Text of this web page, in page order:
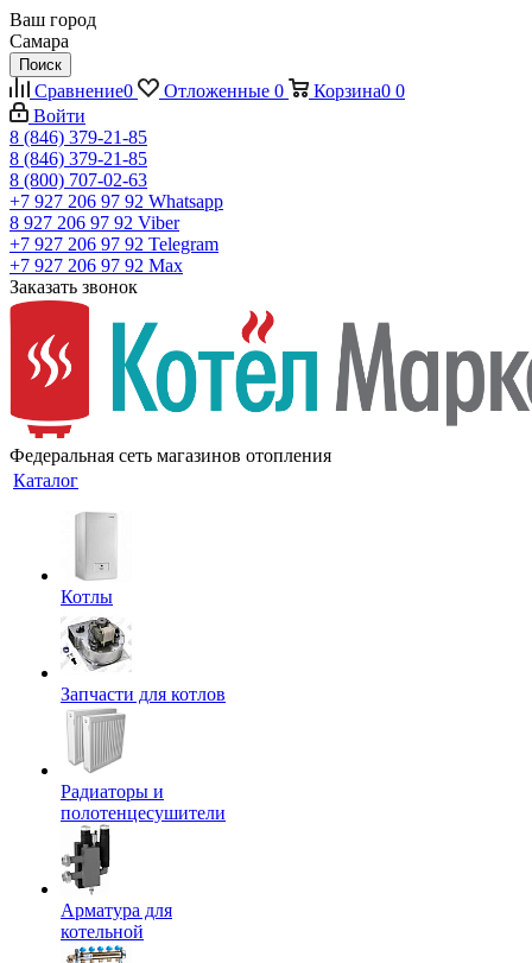
Ваш город
Самара
Поиск
Сравнение0 Отложенные 0 Корзина0 0
Войти
8 (846) 379-21-85
8 (846) 379-21-85
8 (800) 707-02-63
+7 927 206 97 92 Whatsapp
8 927 206 97 92 Viber
+7 927 206 97 92 Telegram
+7 927 206 97 92 Max
Заказать звонок
Федеральная сеть магазинов отопления
Каталог
Котлы
Запчасти для котлов
Радиаторы и
полотенцесушители
Арматура для
котельной